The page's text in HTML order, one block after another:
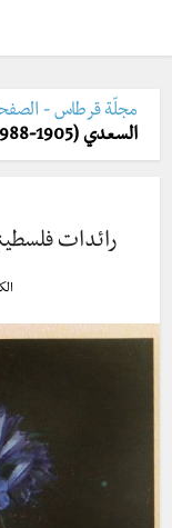
مجلّة قرطاس -
السعدي (1905-1988)
رائدات